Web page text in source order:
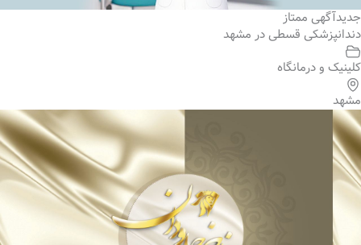
جدیدآگهی ممتاز
دندانپزشکی قسطی در مشهد
کلینیک و درمانگاه
مشهد